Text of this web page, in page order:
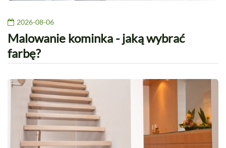
2026-08-06
Malowanie kominka - jaką wybrać
farbę?